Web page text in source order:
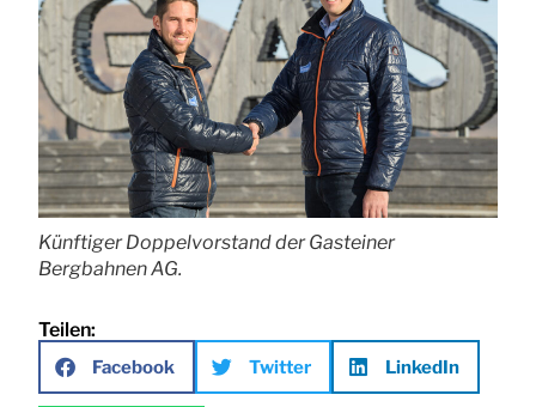
Künftiger Doppelvorstand der Gasteiner
Bergbahnen AG.
Teilen:
Facebook Twitter LinkedIn